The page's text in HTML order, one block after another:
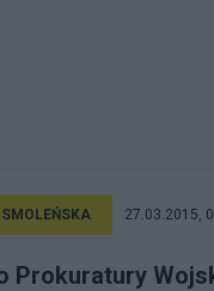
27.03.2015,
Prokuratury